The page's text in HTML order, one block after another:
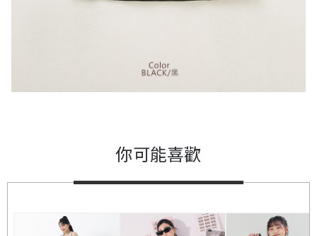
你可能喜歡